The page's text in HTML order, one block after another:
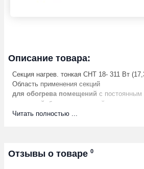
Описание товара:
Секция нагрев. тонкая СНТ 18- 311 Вт
Область применения секций
для обогрева помещений с
коттеджей, балконов, лоджий, саун,
магазинов, ресторанов);
— в случае, когда нет возможности
Читать полностью ...
Отзывы о товаре 0